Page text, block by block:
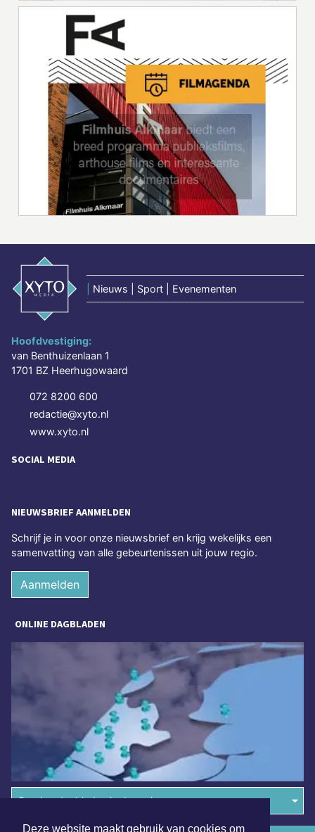
Deze website maakt gebruik van cookies om
Nieuws | Sport | Evenementen
Hoofdvestiging:
van Benthuizenlaan 1
1701 BZ Heerhugowaard
072 8200 600
redactie@xyto.nl
www.xyto.nl
SOCIAL MEDIA
NIEUWSBRIEF AANMELDEN
Schrijf je in voor onze nieuwsbrief en krijg wekelijks een
samenvatting van alle gebeurtenissen uit jouw regio.
Aanmelden
ONLINE DAGBLADEN
Overige dagbladen in de regio